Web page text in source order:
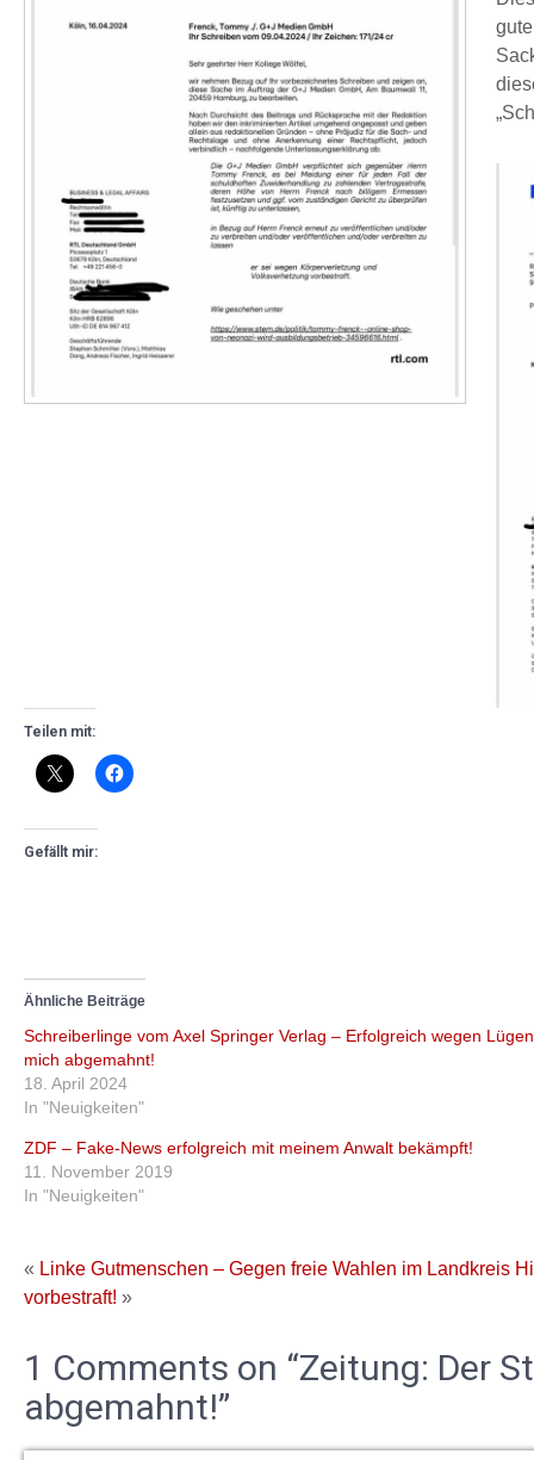
Teilen mit:
Gefällt mir:
Ähnliche Beiträge
Schreiberlinge vom Axel Springer Verlag – Erfolgreich wegen
mich abgemahnt!
18. April 2024
In "Neuigkeiten"
ZDF – Fake-News erfolgreich mit meinem Anwalt bekämpft!
11. November 2019
In "Neuigkeiten"
« Linke Gutmenschen – Gegen freie Wahlen im Landkreis
vorbestraft! »
1 Comments on “Zeitung: Der
abgemahnt!”